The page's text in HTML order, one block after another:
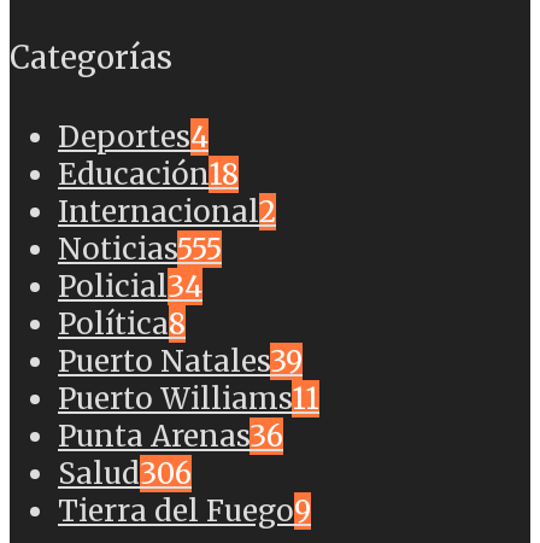
Categorías
Deportes4
Educación18
Internacional2
Noticias555
Policial34
Política8
Puerto Natales39
Puerto Williams11
Punta Arenas36
Salud306
Tierra del Fuego9